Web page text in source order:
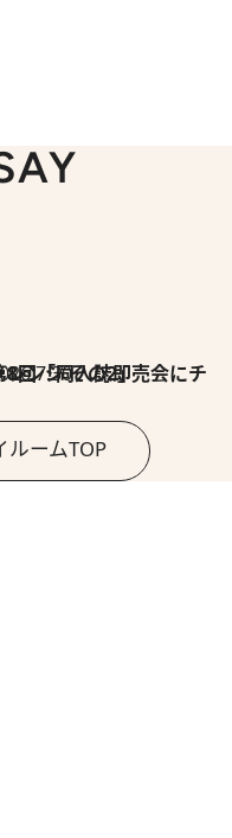
「同人誌即売会にチャレンジ その2」
ルームTOP